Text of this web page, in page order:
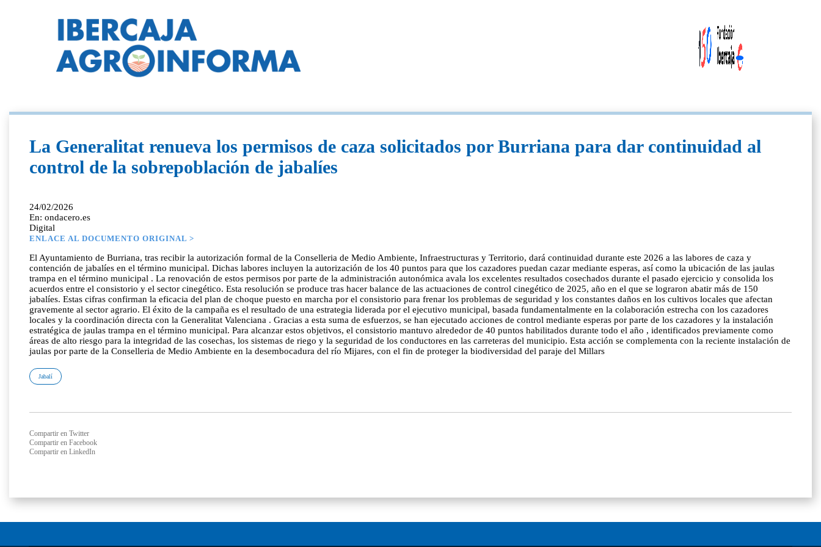
La Generalitat renueva los permisos de caza solicitados por Burriana para dar continuidad al
control de la sobrepoblación de jabalíes
24/02/2026
En: ondacero.es
Digital
ENLACE AL DOCUMENTO ORIGINAL >
El Ayuntamiento de Burriana, tras recibir la autorización formal de la Conselleria de Medio Ambiente, Infraestructuras y Territorio, dará continuidad durante este 2026 a las labores de caza y
contención de jabalíes en el término municipal. Dichas labores incluyen la autorización de los 40 puntos para que los cazadores puedan cazar mediante esperas, así como la ubicación de las jaulas
trampa en el término municipal . La renovación de estos permisos por parte de la administración autonómica avala los excelentes resultados cosechados durante el pasado ejercicio y consolida los
acuerdos entre el consistorio y el sector cinegético. Esta resolución se produce tras hacer balance de las actuaciones de control cinegético de 2025, año en el que se lograron abatir más de 150
jabalíes. Estas cifras confirman la eficacia del plan de choque puesto en marcha por el consistorio para frenar los problemas de seguridad y los constantes daños en los cultivos locales que afectan
gravemente al sector agrario. El éxito de la campaña es el resultado de una estrategia liderada por el ejecutivo municipal, basada fundamentalmente en la colaboración estrecha con los cazadores
locales y la coordinación directa con la Generalitat Valenciana . Gracias a esta suma de esfuerzos, se han ejecutado acciones de control mediante esperas por parte de los cazadores y la instalación
estratégica de jaulas trampa en el término municipal. Para alcanzar estos objetivos, el consistorio mantuvo alrededor de 40 puntos habilitados durante todo el año , identificados previamente como
áreas de alto riesgo para la integridad de las cosechas, los sistemas de riego y la seguridad de los conductores en las carreteras del municipio. Esta acción se complementa con la reciente instalación de
jaulas por parte de la Conselleria de Medio Ambiente en la desembocadura del río Mijares, con el fin de proteger la biodiversidad del paraje del Millars
Jabalí
Compartir en Twitter
Compartir en Facebook
Compartir en LinkedIn